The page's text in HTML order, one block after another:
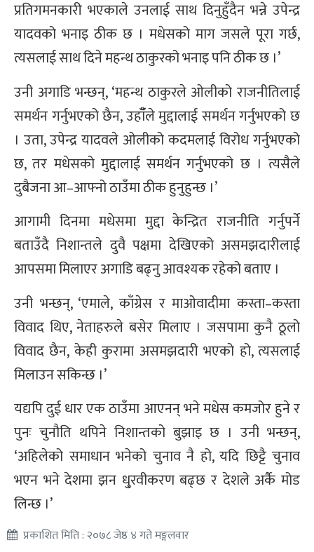
प्रतिगमनकारी भएकाले उनलाई साथ दिनुहुँदैन भन्ने उपेन्द्र
यादवको भनाइ ठीक छ । मधेसको माग जसले पूरा गर्छ,
त्यसलाई साथ दिने महन्थ ठाकुरको भनाइ पनि ठीक छ ।’
उनी अगाडि भन्छन्, ‘महन्थ ठाकुरले ओलीको राजनीतिलाई
समर्थन गर्नुभएको छैन, उहाँँले मुद्दालाई समर्थन गर्नुभएको छ
। उता, उपेन्द्र यादवले ओलीको कदमलाई विरोध गर्नुभएको
छ, तर मधेसको मुद्दालाई समर्थन गर्नुभएको छ । त्यसैले
दुबैजना आ–आफ्नो ठाउँमा ठीक हुनुहुन्छ ।’
आगामी दिनमा मधेसमा मुद्दा केन्द्रित राजनीति गर्नुपर्ने
बताउँदै निशान्तले दुवै पक्षमा देखिएको असमझदारीलाई
आपसमा मिलाएर अगाडि बढ्नु आवश्यक रहेको बताए ।
उनी भन्छन्, ‘एमाले, काँग्रेस र माओवादीमा कस्ता–कस्ता
विवाद थिए, नेताहरुले बसेर मिलाए । जसपामा कुनै ठूलो
विवाद छैन, केही कुरामा असमझदारी भएको हो, त्यसलाई
मिलाउन सकिन्छ ।’
यद्यपि दुई धार एक ठाउँमा आएनन् भने मधेस कमजोर हुने र
पुनः चुनौति थपिने निशान्तको बुझाइ छ । उनी भन्छन्,
‘अहिलेको समाधान भनेको चुनाव नै हो, यदि छिट्टै चुनाव
भएन भने देशमा झन धु्रवीकरण बढ्छ र देशले अर्कै मोड
लिन्छ ।’
प्रकाशित मिति : २०७८ जेष्ठ ४ गते मङ्गलवार